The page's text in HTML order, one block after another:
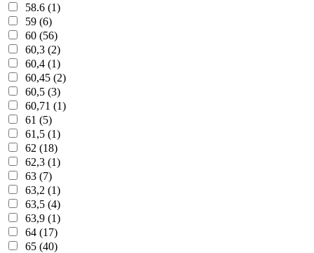
58.6 (1)
59 (6)
60 (56)
60,3 (2)
60,4 (1)
60,45 (2)
60,5 (3)
60,71 (1)
61 (5)
61,5 (1)
62 (18)
62,3 (1)
63 (7)
63,2 (1)
63,5 (4)
63,9 (1)
64 (17)
65 (40)